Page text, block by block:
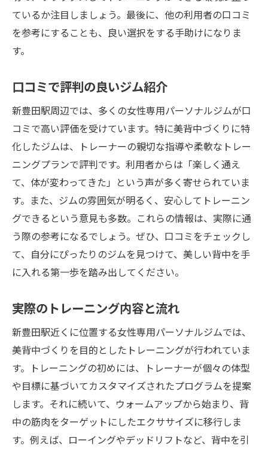
ているか注目しましょう。最後に、他の利用者の口コミ
を参考にすることも、良い選択をする手助けになりま
す。
口コミで評判の良いジム紹介
新豊田駅周辺では、多くの女性専用パーソナルジムが口
コミで高い評価を受けています。特に美背中づくりに特
化したジムは、トレーナーの親切な指導や柔軟なトレー
ニングプランで評判です。利用者からは「楽しく通え
て、体が変わってきた」という声が多く寄せられていま
す。また、ジムの雰囲気が明るく、安心してトレーニン
グできるという意見も多数。これらの情報は、実際に通
う際の参考になるでしょう。ぜひ、口コミをチェックし
て、自分にぴったりのジムを見つけて、美しい背中を手
に入れる第一歩を踏み出してください。
実際のトレーニング内容と流れ
新豊田駅近くに位置する女性専用パーソナルジムでは、
美背中づくりを目的としたトレーニングが行われていま
す。トレーニングの初めには、トレーナーが個々の体型
や目標に基づいてカスタマイズされたプログラムを提案
します。それに続いて、ウォームアップから始まり、背
中の筋肉をターゲットにしたエクササイズに移行しま
す。例えば、ローイングやデッドリフトなど、背中を引